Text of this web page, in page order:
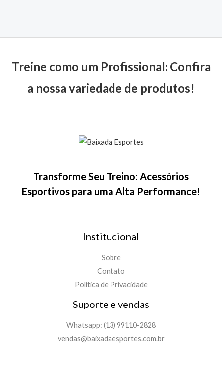
Treine como um Profissional: Confira
a nossa variedade de produtos!
Transforme Seu Treino: Acessórios
Esportivos para uma Alta Performance!
Institucional
Sobre
Contato
Política de Privacidade
Suporte e vendas
Whatsapp: (13) 99110-2828
vendas@baixadaesportes.com.br